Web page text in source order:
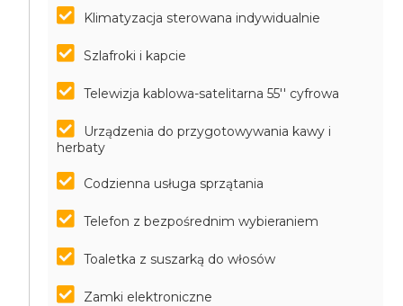
Klimatyzacja sterowana indywidualnie
Szlafroki i kapcie
Telewizja kablowa-satelitarna 55'' cyfrowa
Urządzenia do przygotowywania kawy i
herbaty
Codzienna usługa sprzątania
Telefon z bezpośrednim wybieraniem
Toaletka z suszarką do włosów
Zamki elektroniczne